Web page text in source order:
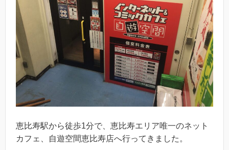
恵比寿駅から徒歩1分で、恵比寿エリア唯一のネット
カフェ、自遊空間恵比寿店へ行ってきました。